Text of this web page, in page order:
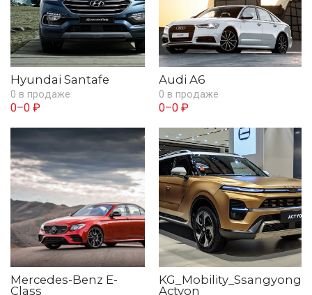
Hyundai Santafe
0 в продаже
0–0 ₽
Audi A6
0 в продаже
0–0 ₽
Mercedes-Benz E-
Class
KG_Mobility_Ssangyong
Actyon